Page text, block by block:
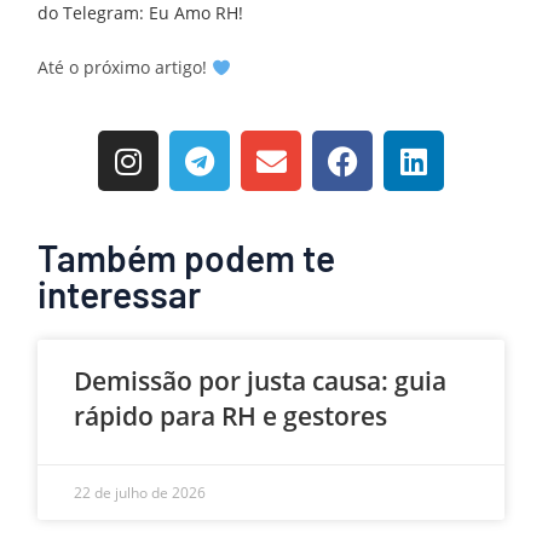
do Telegram: Eu Amo RH!
Até o próximo artigo!
Também podem te
interessar
Demissão por justa causa: guia
rápido para RH e gestores
22 de julho de 2026